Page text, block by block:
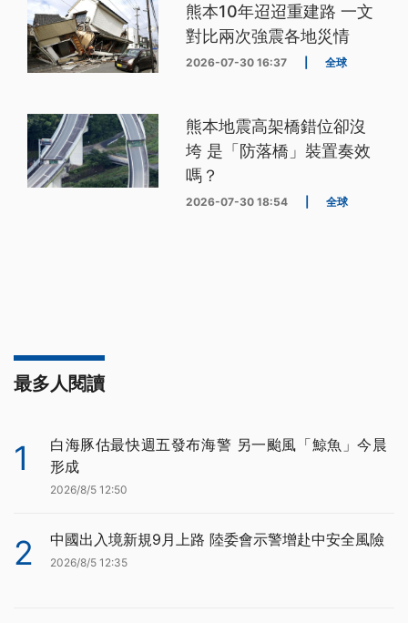
熊本10年迢迢重建路 一文
對比兩次強震各地災情
2026-07-30 16:37 全球
熊本地震高架橋錯位卻沒
垮 是「防落橋」裝置奏效
嗎？
2026-07-30 18:54 全球
最多人閱讀
1
白海豚估最快週五發布海警 另一颱風「鯨魚」今晨
形成
2026/8/5 12:50
2 中國出入境新規9月上路 陸委會示警增赴中安全風險
2026/8/5 12:35